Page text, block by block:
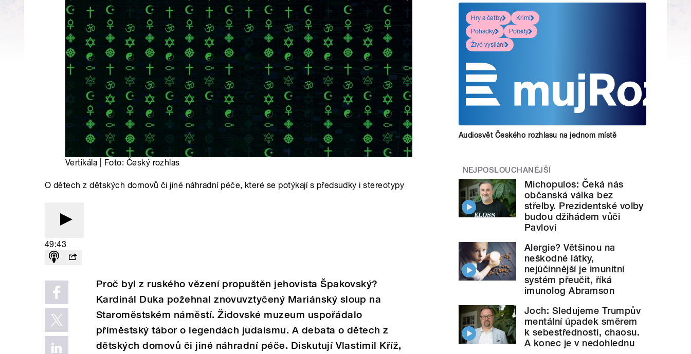
Vertikála | Foto: Český rozhlas
O dětech z dětských domovů či jiné náhradní péče, které se potýkají s předsudky i stereotypy
49:43
Proč byl z ruského vězení propuštěn jehovista Špakovský?
Kardinál Duka požehnal znovuvztyčený Mariánský sloup na
Staroměstském náměstí. Židovské muzeum uspořádalo
příměstský tábor o legendách judaismu. A debata o dětech z
dětských domovů či jiné náhradní péče. Diskutují Vlastimil Kříž,
Hry a četby
Krimi
Pohádky
Pořady
Živé vysílání
Audiosvět Českého rozhlasu na jednom místě
NEJPOSLOUCHANĚJŠÍ
Michopulos: Čeká nás
občanská válka bez
střelby. Prezidentské volby
budou džihádem vůči
Pavlovi
Alergie? Většinou na
neškodné látky,
nejúčinnější je imunitní
systém přeučit, říká
imunolog Abramson
Joch: Sledujeme Trumpův
mentální úpadek směrem
k sebestřednosti, chaosu.
A konec je v nedohlednu